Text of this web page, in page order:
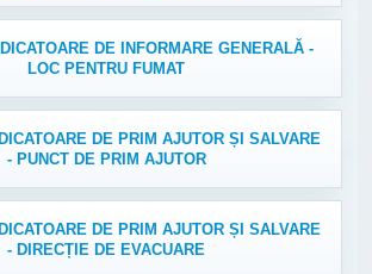
DE INFORMARE GENERALĂ -
LOC PENTRU FUMAT
DE PRIM AJUTOR ȘI SALVARE
- PUNCT DE PRIM AJUTOR
DE PRIM AJUTOR ȘI SALVARE
- DIRECȚIE DE EVACUARE